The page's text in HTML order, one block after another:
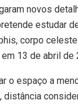
novos
estudar
corpo
13 de abril de
o espaço a
distância